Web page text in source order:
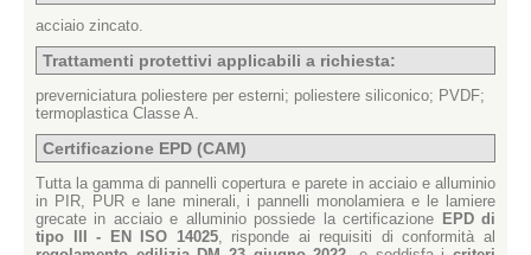
acciaio zincato.
Trattamenti protettivi applicabili a richiesta:
preverniciatura poliestere per esterni; poliestere siliconico; PVDF;
termoplastica Classe A.
Certificazione EPD (CAM)
Tutta la gamma di pannelli copertura e parete in acciaio e alluminio
in PIR, PUR e lane minerali, i pannelli monolamiera e le lamiere
grecate in acciaio e alluminio possiede la certificazione EPD di
tipo III - EN ISO 14025, risponde ai requisiti di conformità al